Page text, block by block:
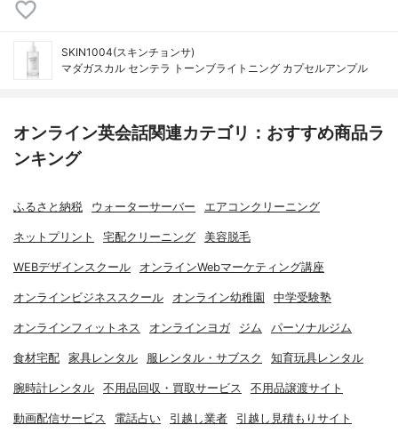
SKIN1004(スキンチョンサ)
マダガスカル センテラ トーンブライトニング カプセルアンプル
オンライン英会話関連カテゴリ：おすすめ商品ラ
ンキング
ふるさと納税 ウォーターサーバー エアコンクリーニング
ネットプリント 宅配クリーニング 美容脱毛
WEBデザインスクール オンラインWebマーケティング講座
オンラインビジネススクール オンライン幼稚園 中学受験塾
オンラインフィットネス オンラインヨガ ジム パーソナルジム
食材宅配 家具レンタル 服レンタル・サブスク 知育玩具レンタル
腕時計レンタル 不用品回収・買取サービス 不用品譲渡サイト
動画配信サービス 電話占い 引越し業者 引越し見積もりサイト